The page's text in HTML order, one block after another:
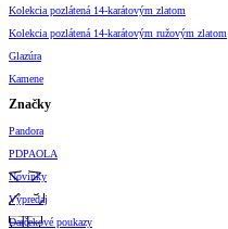
Kolekcia pozlátená 14-karátovým zlatom
Kolekcia pozlátená 14-karátovým ružovým zlatom
Glazúra
Kamene
Značky
Pandora
PDPAOLA
Novinky
Výpredaj
Darčekové poukazy